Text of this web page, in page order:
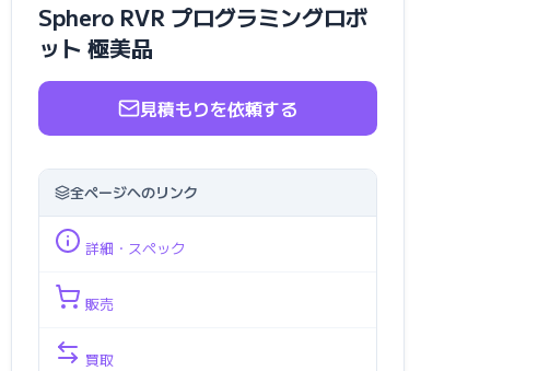
Sphero RVR プログラミングロボ
ット 極美品
見積もりを依頼する
全ページへのリンク
詳細・スペック
販売
買取